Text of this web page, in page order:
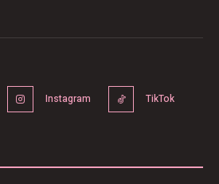
Instagram TikTok